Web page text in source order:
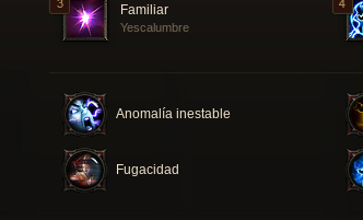
Familiar
Yescalumbre
Anomalía inestable
Fugacidad